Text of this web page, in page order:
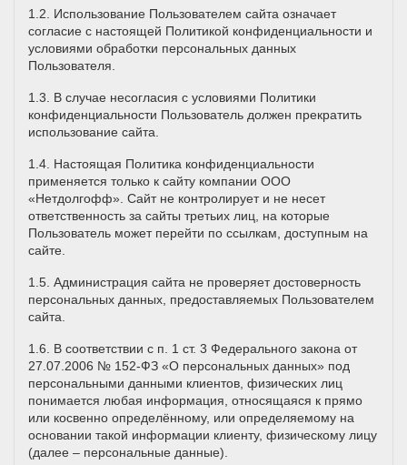
1.2. Использование Пользователем сайта означает
согласие с настоящей Политикой конфиденциальности и
условиями обработки персональных данных
Пользователя.
1.3. В случае несогласия с условиями Политики
конфиденциальности Пользователь должен прекратить
использование сайта.
1.4. Настоящая Политика конфиденциальности
применяется только к сайту компании ООО
«Нетдолгофф». Сайт не контролирует и не несет
ответственность за сайты третьих лиц, на которые
Пользователь может перейти по ссылкам, доступным на
сайте.
1.5. Администрация сайта не проверяет достоверность
персональных данных, предоставляемых Пользователем
сайта.
1.6. В соответствии с п. 1 ст. 3 Федерального закона от
27.07.2006 № 152-ФЗ «О персональных данных» под
персональными данными клиентов, физических лиц
понимается любая информация, относящаяся к прямо
или косвенно определённому, или определяемому на
основании такой информации клиенту, физическому лицу
(далее – персональные данные).